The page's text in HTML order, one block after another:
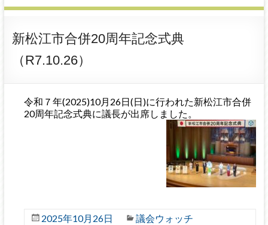
新松江市合併20周年記念式典
（R7.10.26）
令和７年(2025)10月26日(日)に行われた新松江市合併
20周年記念式典に議長が出席しました。
2025年10月26日 議会ウォッチ